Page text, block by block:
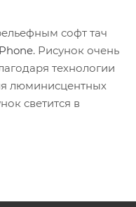
софт тач
. Рисунок очень
технологии
люминисцентных
светится в